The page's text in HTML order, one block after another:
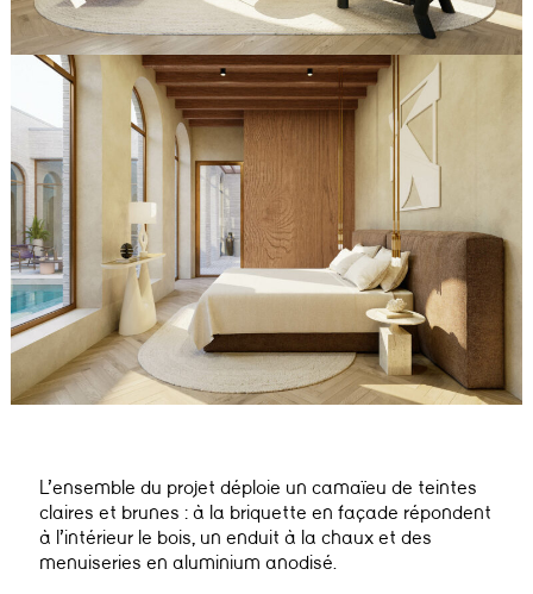
L’ensemble du projet déploie un camaïeu de teintes
claires et brunes : à la briquette en façade répondent
à l’intérieur le bois, un enduit à la chaux et des
menuiseries en aluminium anodisé.